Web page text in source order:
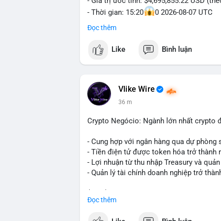
- Thời gian: 15:20
0 2026-08-07 UTC
Nhận định phân tích hành vi của Cá voi
triệu USD được dồn vào một giao dịch
không phải hành động phân tán nhỏ
hạn có thể gia tăng, ảnh hưởng đến
vì thoát ra.
Lời khuyên ngắn gọn cho nhà đầu tư
trong 24-48 giờ tới. Đừng vội hành
lẻ; hãy quan sát thêm các lệnh tiếp
chỉnh vị thế.
#72dot2609btc #4triệu7usd
Đọc thêm
Like Bình luận
Vlike Wire
36 m
Crypto Negócio: Ngành lớn nhất crypto
- Cung hợp với ngân hàng qua dự phòng
- Tiền điện tử được token hóa trở thành
- Lợi nhuận từ thu nhập Treasury và
- Quản lý tài chính doanh nghiệp trở
Đọc thêm